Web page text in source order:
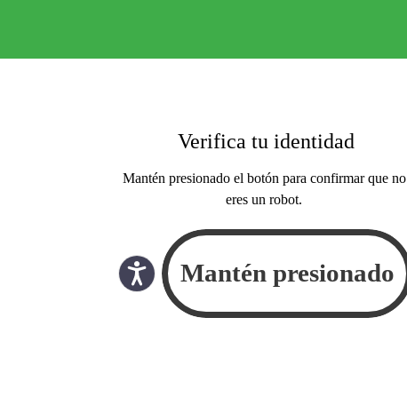
Verifica tu identidad
Mantén presionado el botón para confirmar que no
eres un robot.